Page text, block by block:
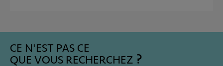
CE N'EST PAS CE
QUE VOUS RECHERCHEZ